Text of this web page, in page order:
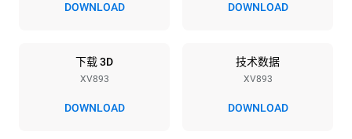
380-415V 3N~ / 220-240V
3~
15,8 kW
DOWNLOAD DOWNLOAD
下载 3D
XV893
DOWNLOAD
技术数据
XV893
DOWNLOAD